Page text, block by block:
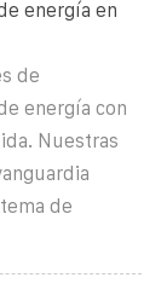
energía en
de
energía con
Nuestras
de